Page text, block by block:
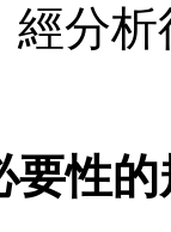
經分
要性